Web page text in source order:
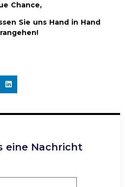
Chance,
Sie uns Hand in Hand
eine Nachricht